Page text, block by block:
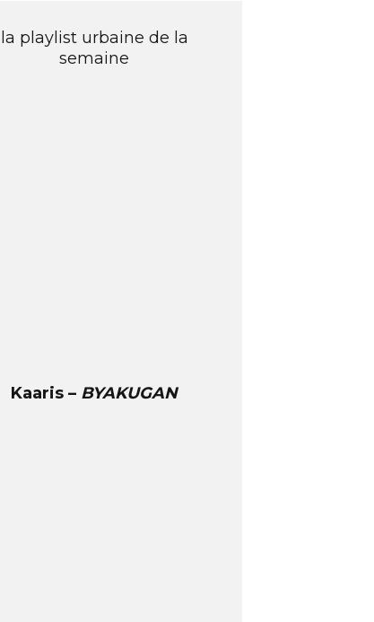
la playlist urbaine de la
semaine
Kaaris – BYAKUGAN